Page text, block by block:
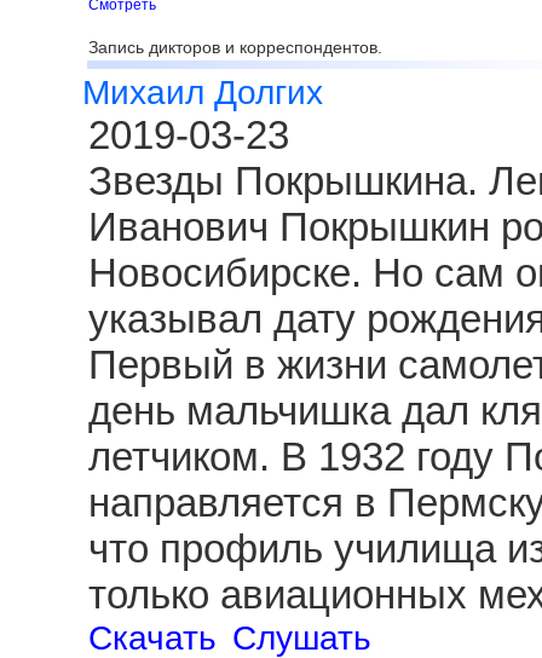
Смотреть
Запись дикторов и корреспондентов.
Михаил Долгих
2019-03-23
Звезды Покрышкина.
Иванович Покрышкин
Новосибирске. Но сам
указывал дату
Первый в жизни
день мальчишка дал
летчиком. В 1932 году
направляется в
что профиль училища
только авиационных
Скачать Слушать